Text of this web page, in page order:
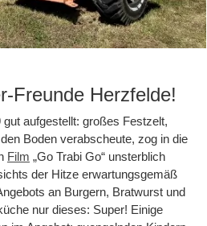
Freunde Herzfelde!
aufgestellt: großes Festzelt,
Boden verabscheute, zog in die
Film „Go Trabi Go“ unsterblich
der Hitze erwartungsgemäß
an Burgern, Bratwurst und
nur dieses: Super! Einige